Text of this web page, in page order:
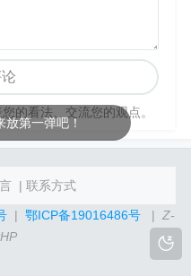
以修改请求的内容。
的看法、交流您的观点。
| 联系方式
| 鄂ICP备19016486号 | Z-
一弹吧！